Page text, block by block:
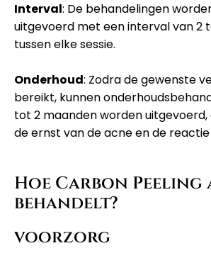
Interval: De behandelingen
uitgevoerd met een interval van 2
tussen elke sessie.
Onderhoud: Zodra de gewenste
bereikt, kunnen
tot 2 maanden worden uitgevoerd,
de ernst van de acne en de reactie
Hoe Carbon Peeling
behandelt?
voorzorg